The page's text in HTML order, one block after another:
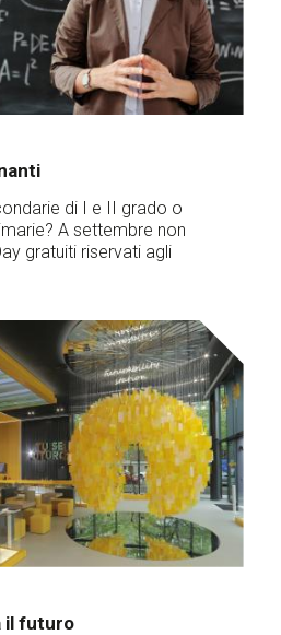
di I e II grado o
A settembre non
gratuiti riservati agli
il futuro